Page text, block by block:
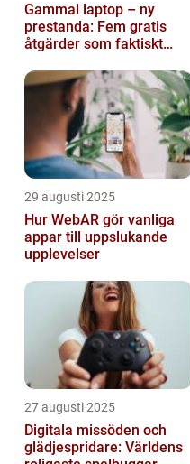
Gammal laptop – ny
prestanda: Fem gratis
åtgärder som faktiskt
29 augusti 2025
Hur WebAR gör vanliga
appar till uppslukande
upplevelser
27 augusti 2025
Digitala missöden och
glädjespridare: Världens